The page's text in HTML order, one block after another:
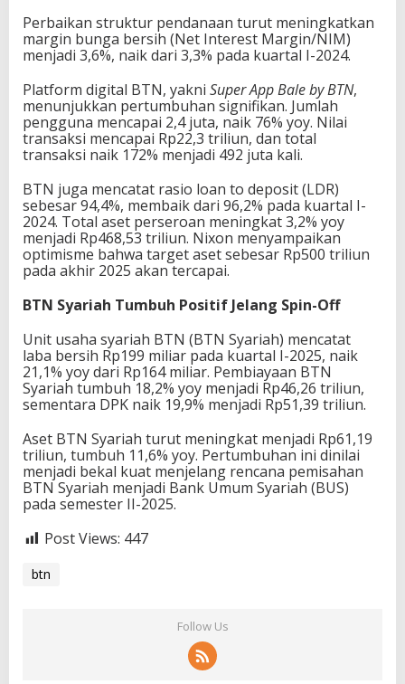
Perbaikan struktur pendanaan turut meningkatkan
margin bunga bersih (Net Interest Margin/NIM)
menjadi 3,6%, naik dari 3,3% pada kuartal I-2024.
Platform digital BTN, yakni Super App Bale by BTN,
menunjukkan pertumbuhan signifikan. Jumlah
pengguna mencapai 2,4 juta, naik 76% yoy. Nilai
transaksi mencapai Rp22,3 triliun, dan total
transaksi naik 172% menjadi 492 juta kali.
BTN juga mencatat rasio loan to deposit (LDR)
sebesar 94,4%, membaik dari 96,2% pada kuartal I-
2024. Total aset perseroan meningkat 3,2% yoy
menjadi Rp468,53 triliun. Nixon menyampaikan
optimisme bahwa target aset sebesar Rp500 triliun
pada akhir 2025 akan tercapai.
BTN Syariah Tumbuh Positif Jelang Spin-Off
Unit usaha syariah BTN (BTN Syariah) mencatat
laba bersih Rp199 miliar pada kuartal I-2025, naik
21,1% yoy dari Rp164 miliar. Pembiayaan BTN
Syariah tumbuh 18,2% yoy menjadi Rp46,26 triliun,
sementara DPK naik 19,9% menjadi Rp51,39 triliun.
Aset BTN Syariah turut meningkat menjadi Rp61,19
triliun, tumbuh 11,6% yoy. Pertumbuhan ini dinilai
menjadi bekal kuat menjelang rencana pemisahan
BTN Syariah menjadi Bank Umum Syariah (BUS)
pada semester II-2025.
Post Views: 447
btn
Follow Us